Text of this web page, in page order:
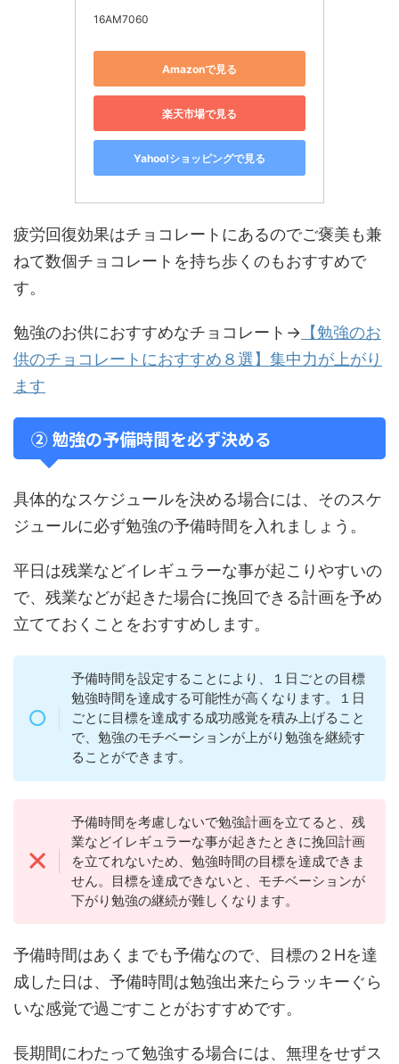
16AM7060
Amazonで見る
楽天市場で見る
Yahoo!ショッピングで見る
疲労回復効果はチョコレートにあるのでご褒美も兼
ねて数個チョコレートを持ち歩くのもおすすめで
す。
勉強のお供におすすめなチョコレート→ 【勉強のお
供のチョコレートにおすすめ８選】集中力が上がり
ます
② 勉強の予備時間を必ず決める
具体的なスケジュールを決める場合には、そのスケ
ジュールに必ず勉強の予備時間を入れましょう。
平日は残業などイレギュラーな事が起こりやすいの
で、残業などが起きた場合に挽回できる計画を予め
立てておくことをおすすめします。
予備時間を設定することにより、１日ごとの目標
勉強時間を達成する可能性が高くなります。１日
ごとに目標を達成する成功感覚を積み上げること
で、勉強のモチベーションが上がり勉強を継続す
ることができます。
予備時間を考慮しないで勉強計画を立てると、残
業などイレギュラーな事が起きたときに挽回計画
を立てれないため、勉強時間の目標を達成できま
せん。目標を達成できないと、モチベーションが
下がり勉強の継続が難しくなります。
予備時間はあくまでも予備なので、目標の２Hを達
成した日は、予備時間は勉強出来たらラッキーぐら
いな感覚で過ごすことがおすすめです。
長期間にわたって勉強する場合には、無理をせずス